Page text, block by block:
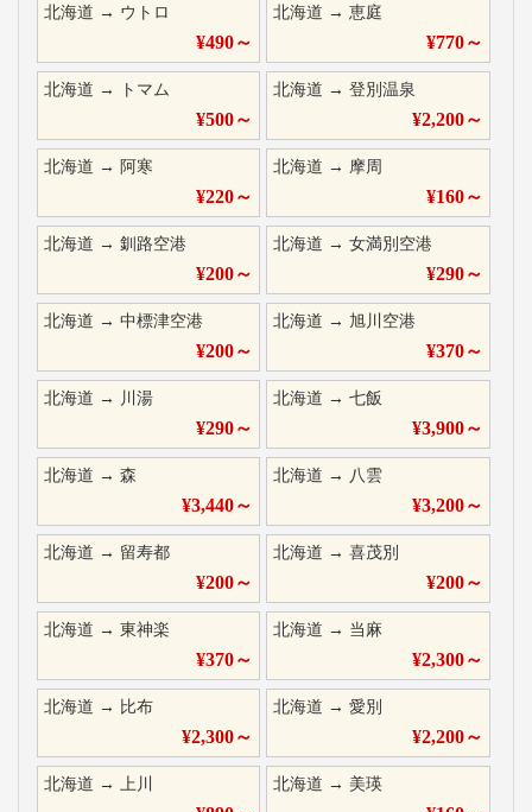
北海道 → ウトロ
¥490～
北海道 →恵庭
¥770～
北海道 → トマム
¥500～
北海道 →登別温泉
¥2,200～
北海道 → 阿寒
¥220～
北海道 → 摩周
¥160～
北海道 → 釧路空港
¥200～
北海道 →女満別空港
¥290～
北海道 → 中標津空港
¥200～
北海道 →旭川空港
¥370～
北海道 → 川湯
¥290～
北海道 →七飯
¥3,900～
北海道 → 森
¥3,440～
北海道 → 八雲
¥3,200～
北海道 → 留寿都
¥200～
北海道 →喜茂別
¥200～
北海道 → 東神楽
¥370～
北海道 → 当麻
¥2,300～
北海道 → 比布
¥2,300～
北海道 →愛別
¥2,200～
北海道 → 上川 北海道 → 美瑛